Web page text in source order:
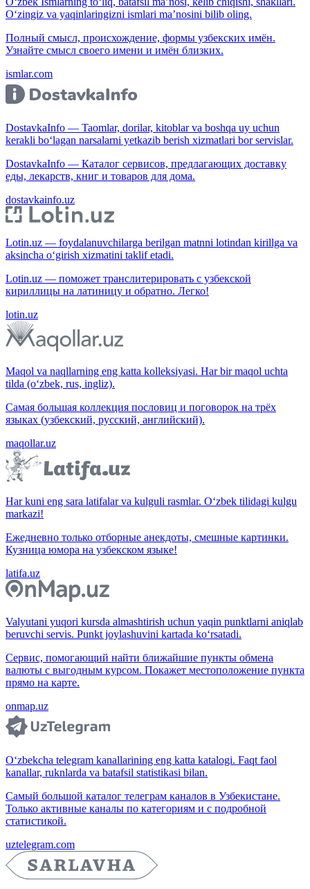
O‘zingiz va yaqinlaringizni ismlari ma’nosini bilib oling.
Полный смысл, происхождение, формы узбекских имён.
Узнайте смысл своего имени и имён близких.
ismlar.com
DostavkaInfo — Taomlar, dorilar, kitoblar va boshqa uy uchun
kerakli bo‘lagan narsalarni yetkazib berish xizmatlari bor servislar.
DostavkaInfo — Каталог сервисов, предлагающих доставку
еды, лекарств, книг и товаров для дома.
dostavkainfo.uz
Lotin.uz — foydalanuvchilarga berilgan matnni lotindan kirillga va
aksincha o‘girish xizmatini taklif etadi.
Lotin.uz — поможет транслитерировать с узбекской
кириллицы на латиницу и обратно. Легко!
lotin.uz
Maqol va naqllarning eng katta kolleksiyasi. Har bir maqol uchta
tilda (o‘zbek, rus, ingliz).
Самая большая коллекция пословиц и поговорок на трёх
языках (узбекский, русский, английский).
maqollar.uz
Har kuni eng sara latifalar va kulguli rasmlar. O‘zbek tilidagi kulgu
markazi!
Ежедневно только отборные анекдоты, смешные картинки.
Кузница юмора на узбекском языке!
latifa.uz
Valyutani yuqori kursda almashtirish uchun yaqin punktlarni aniqlab
beruvchi servis. Punkt joylashuvini kartada ko‘rsatadi.
Сервис, помогающий найти ближайшие пункты обмена
валюты с выгодным курсом. Покажет местоположение пункта
прямо на карте.
onmap.uz
O‘zbekcha telegram kanallarining eng katta katalogi. Faqt faol
kanallar, ruknlarda va batafsil statistikasi bilan.
Самый большой каталог телеграм каналов в Узбекистане.
Только активные каналы по категориям и с подробной
статистикой.
uztelegram.com